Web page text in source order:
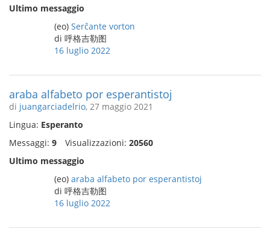
Ultimo messaggio
(eo) Serĉante vorton
di 呼格吉勒图
16 luglio 2022
araba alfabeto por esperantistoj
di juangarciadelrio, 27 maggio 2021
Lingua: Esperanto
Messaggi: 9 Visualizzazioni: 20560
Ultimo messaggio
(eo) araba alfabeto por esperantistoj
di 呼格吉勒图
16 luglio 2022